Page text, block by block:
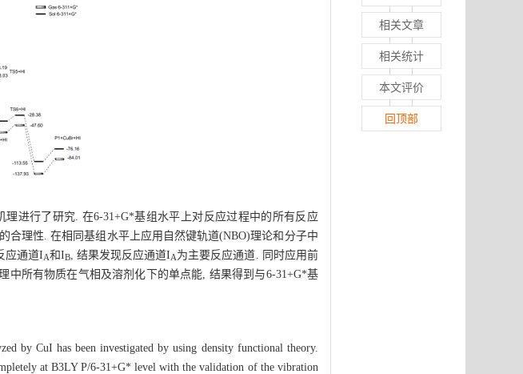
进行了研究. 在6-31+G*基组水平上对反应过程中的所有反应
合理性. 在相同基组水平上应用自然键轨道(NBO)理论和分子中
应通道IA和IB, 结果发现反应通道IA为主要反应通道. 同时应用前
中所有物质在气相及溶剂化下的单点能, 结果得到与6-31+G*基
by CuI has been investigated by using density functional theory.
at B3LY P/6-31+G* level with the validation of the vibration
相关文章
相关统计
本文评价
回顶部